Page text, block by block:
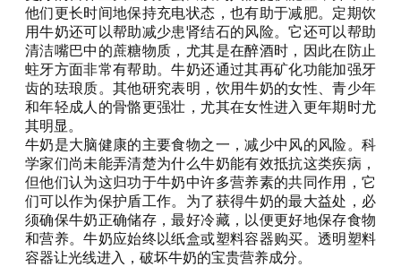
他们更长时间地保持充电状态，也有助于减肥。定期饮
用牛奶还可以帮助减少患肾结石的风险。它还可以帮助
清洁嘴巴中的蔗糖物质，尤其是在醉酒时，因此在防止
蛀牙方面非常有帮助。牛奶还通过其再矿化功能加强牙
齿的珐琅质。其他研究表明，饮用牛奶的女性、青少年
和年轻成人的骨骼更强壮，尤其在女性进入更年期时尤
其明显。
牛奶是大脑健康的主要食物之一，减少中风的风险。科
学家们尚未能弄清楚为什么牛奶能有效抵抗这类疾病，
但他们认为这归功于牛奶中许多营养素的共同作用，它
们可以作为保护盾工作。为了获得牛奶的最大益处，必
须确保牛奶正确储存，最好冷藏，以便更好地保存食物
和营养。牛奶应始终以纸盒或塑料容器购买。透明塑料
容器让光线进入，破坏牛奶的宝贵营养成分。